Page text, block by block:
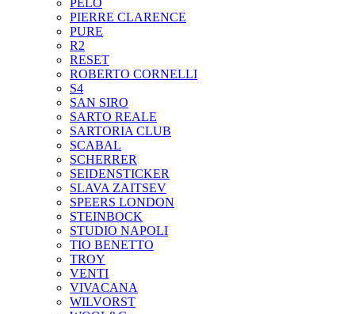
PELO
PIERRE CLARENCE
PURE
R2
RESET
ROBERTO CORNELLI
S4
SAN SIRO
SARTO REALE
SARTORIA CLUB
SCABAL
SCHERRER
SEIDENSTICKER
SLAVA ZAITSEV
SPEERS LONDON
STEINBOCK
STUDIO NAPOLI
TIO BENETTO
TROY
VENTI
VIVACANA
WILVORST